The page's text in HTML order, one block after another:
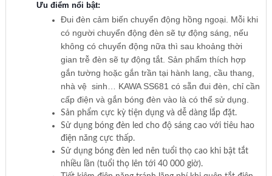
​Ưu điểm nổi bật:
Đui đèn cảm biến chuyển động hồng ngoại. Mỗi khi
có người chuyển động đèn sẽ tự động sáng, nếu
không có chuyển động nữa thì sau khoảng thời
gian trễ đèn sẽ tự động tắt. Sản phẩm thích hợp
gắn tường hoặc gắn trần tại hành lang, cầu thang,
nhà vệ sinh… KAWA SS681 có sẵn đui đèn, chỉ cần
cấp điện và gắn bóng đèn vào là có thể sử dụng.
Sản phẩm cực kỳ tiện dụng và dễ dàng lắp đặt.
Sử dụng bóng đèn led cho độ sáng cao với tiêu hao
điện năng cực thấp.
Sử dụng bóng đèn led nên tuổi thọ cao khi bật tắt
nhiều lần (tuổi thọ lên tới 40 000 giờ).